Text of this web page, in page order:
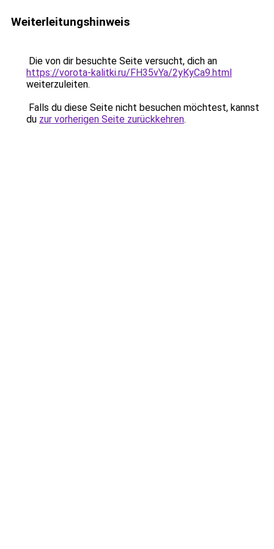
Weiterleitungshinweis
Die von dir besuchte Seite versucht, dich an
https://vorota-kalitki.ru/FH35vYa/2yKyCa9.html
weiterzuleiten.
Falls du diese Seite nicht besuchen möchtest, kannst
du zur vorherigen Seite zurückkehren.